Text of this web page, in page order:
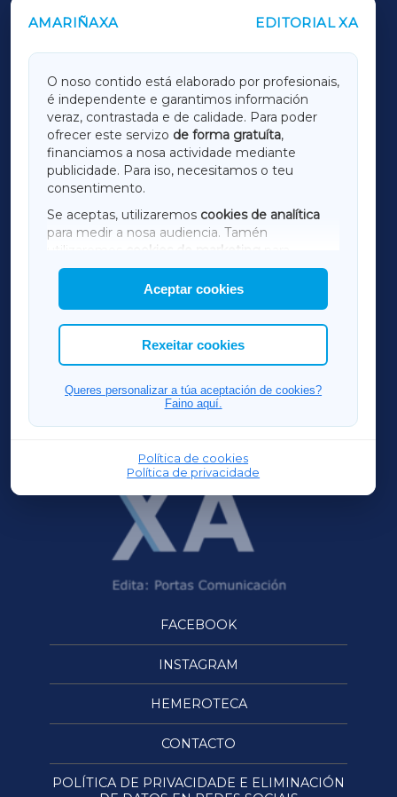
AMARIÑAXA EDITORIAL XA
O noso contido está elaborado por profesionais,
é independente e garantimos información
veraz, contrastada e de calidade. Para poder
ofrecer este servizo de forma gratuíta,
financiamos a nosa actividade mediante
publicidade. Para iso, necesitamos o teu
consentimento.
Se aceptas, utilizaremos cookies de analítica
para medir a nosa audiencia. Tamén
utilizaremos
cookies de marketing
mostrar publicidade de terceiros.
Así mesmo, podes personalizar a elección das
cookies que desexas permitir.
Aceptar cookies
Rexeitar cookies
Queres personalizar a túa aceptación de cookies?
Faino aquí.
Política de cookies
Política de privacidade
OUTROS PERIÓDICOS
LUGOXA
TERRACHAXA
AMARIÑAXA
RIBEIRASACRAXA
ACORUÑAXA
FERROLXA
OURENSEXA
FACEBOOK
INSTAGRAM
HEMEROTECA
CONTACTO
POLÍTICA DE PRIVACIDADE E ELIMINACIÓN